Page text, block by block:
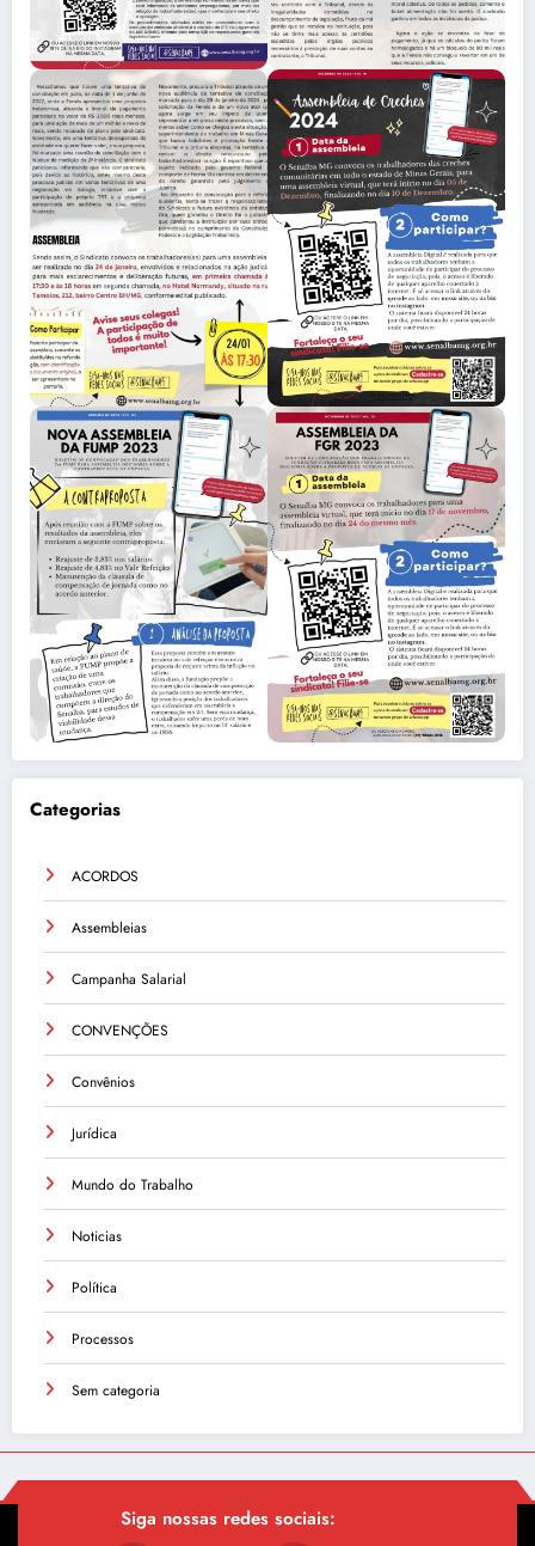
Categorias
ACORDOS
Assembleias
Campanha Salarial
CONVENÇÕES
Convênios
Jurídica
Mundo do Trabalho
Noticias
Política
Processos
Sem categoria
Siga nossas redes sociais: